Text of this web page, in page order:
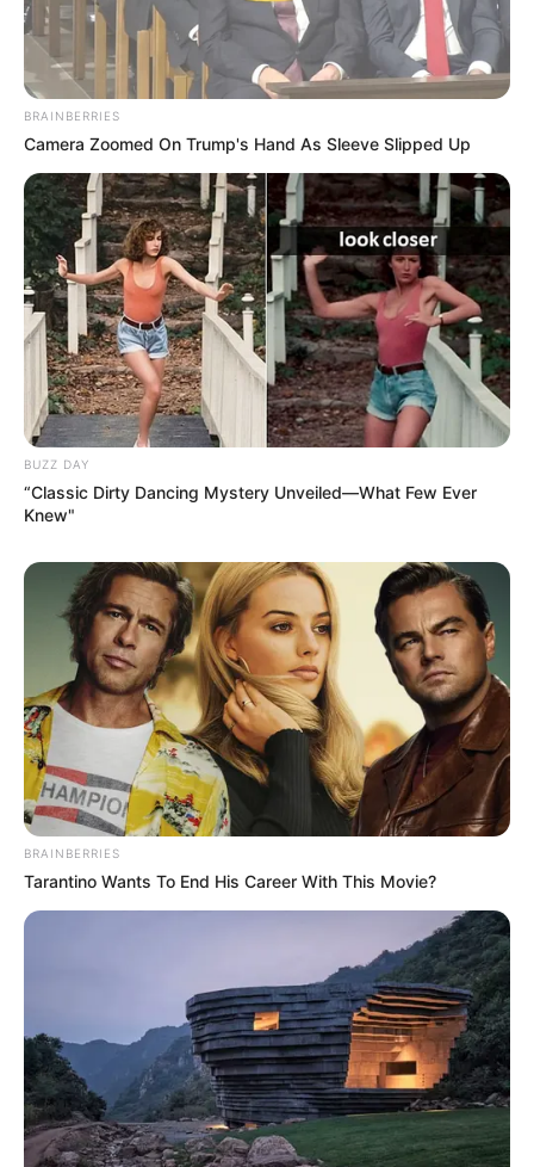
BRAINBERRIES
Camera Zoomed On Trump's Hand As Sleeve Slipped Up
BUZZ DAY
“Classic Dirty Dancing Mystery Unveiled—What Few Ever
Knew"
BRAINBERRIES
Tarantino Wants To End His Career With This Movie?